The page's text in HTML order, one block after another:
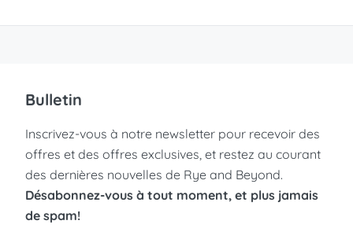
Bulletin
Inscrivez-vous à notre newsletter pour recevoir des
offres et des offres exclusives, et restez au courant
des dernières nouvelles de Rye and Beyond.
Désabonnez-vous à tout moment, et plus jamais
de spam!